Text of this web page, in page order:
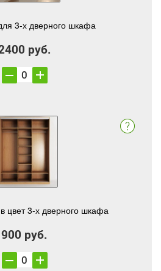
3-х дверного шкафа
руб.
цвет 3-х дверного шкафа
900 руб.